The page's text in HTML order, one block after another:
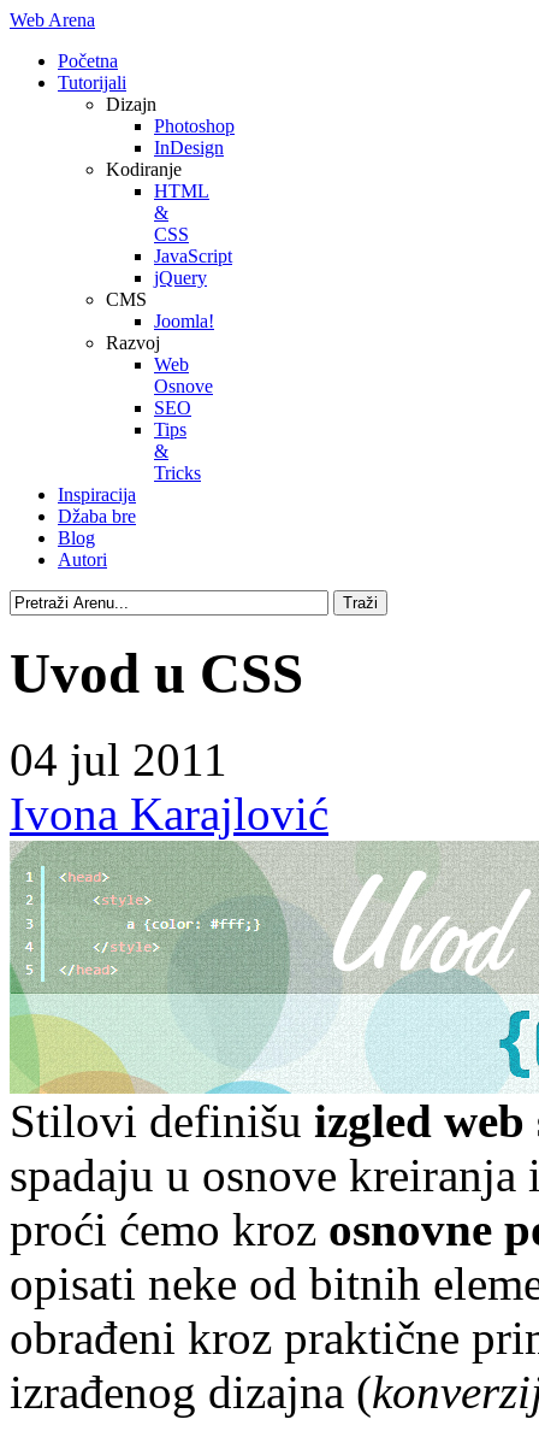
Web Arena
Početna
Tutorijali
Dizajn
Photoshop
InDesign
Kodiranje
HTML
&
CSS
JavaScript
jQuery
CMS
Joomla!
Razvoj
Web
Osnove
SEO
Tips
&
Tricks
Inspiracija
Džaba bre
Blog
Autori
Uvod u CSS
04 jul 2011
Ivona Karajlović
Stilovi definišu izgled
spadaju u osnove
proći ćemo kroz osnovne
opisati neke od bitnih
obrađeni kroz praktične
izrađenog dizajna (